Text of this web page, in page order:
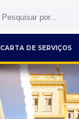
CARTA DE SERVIÇOS